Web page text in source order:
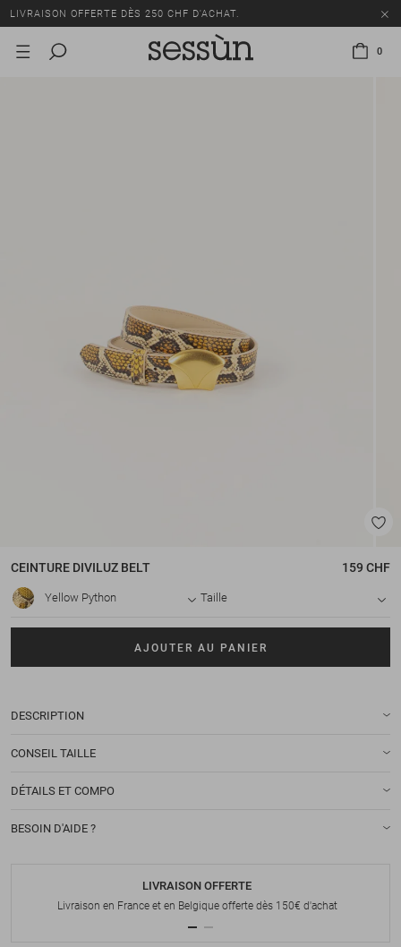
LIVRAISON OFFERTE DÈS 250 CHF D'ACHAT.
TOUS LES PRIX INCLUENT LA TVA ET LES DROITS DE DOUANE.
0
CEINTURE DIVILUZ BELT 159 CHF
Yellow Python Taille
AJOUTER AU PANIER
DESCRIPTION
CONSEIL TAILLE
DÉTAILS ET COMPO
BESOIN D'AIDE ?
LIVRAISON OFFERTE
Livraison en France et en Belgique offerte dès 150€ d'achat